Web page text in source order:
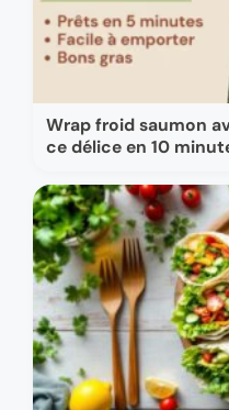
Wrap froid saumon
ce délice en 10